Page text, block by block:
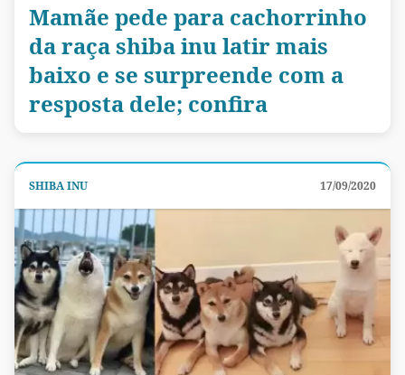
Mamãe pede para cachorrinho
da raça shiba inu latir mais
baixo e se surpreende com a
resposta dele; confira
SHIBA INU 17/09/2020